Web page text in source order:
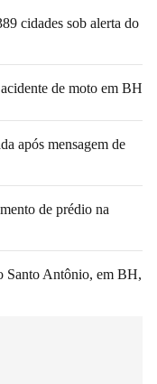
cidades sob alerta do
de moto em BH
após mensagem de
de prédio na
Santo Antônio, em BH,